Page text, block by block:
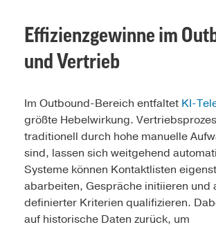
Effizienzgewinne im
und Vertrieb
Im Outbound-Bereich entfaltet KI-
größte Hebelwirkung.
traditionell durch hohe manuelle
sind, lassen sich weitgehend
Systeme können Kontaktlisten
abarbeiten, Gespräche initiieren und
definierter Kriterien qualifizieren.
auf historische Daten zurück, um